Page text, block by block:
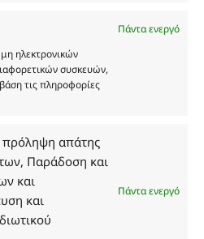
Πάντα ενεργό
ηλεκτρονικών
συσκευών,
τις πληροφορίες
πρόληψη απάτης
Παράδοση και
και
και
Πάντα ενεργό